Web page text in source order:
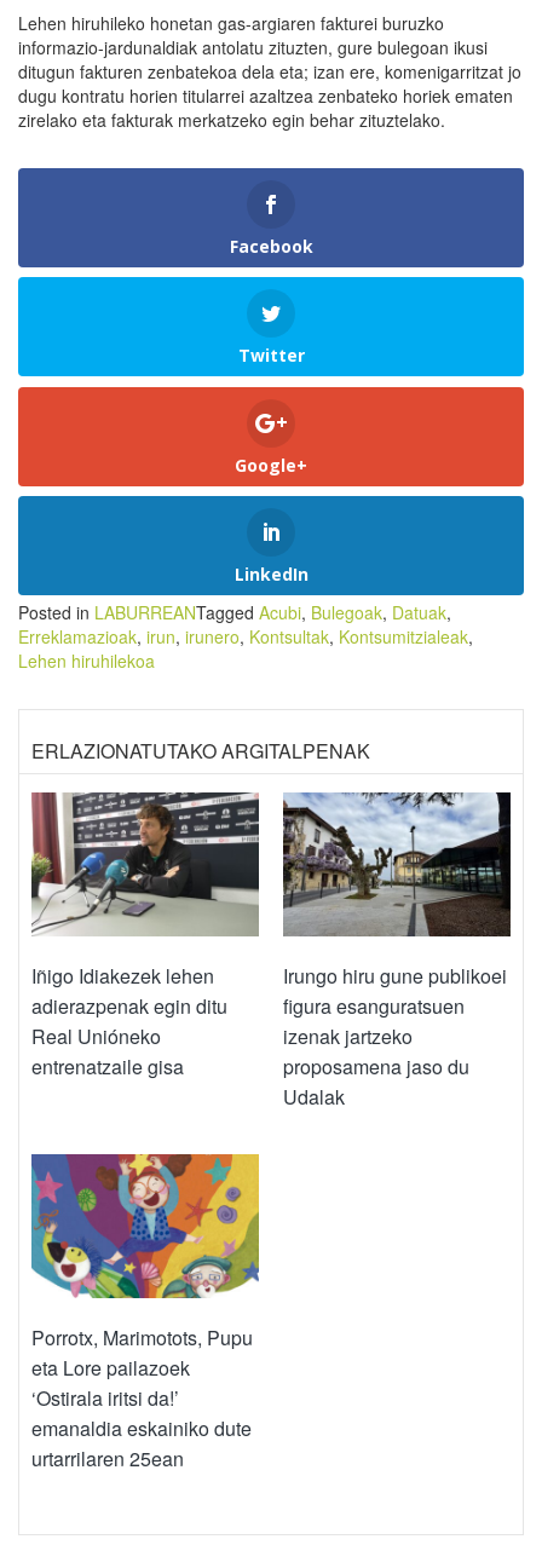
Lehen hiruhileko honetan gas-argiaren fakturei buruzko
informazio-jardunaldiak antolatu zituzten, gure bulegoan ikusi
ditugun fakturen zenbatekoa dela eta; izan ere, komenigarritzat jo
dugu kontratu horien titularrei azaltzea zenbateko horiek ematen
zirelako eta fakturak merkatzeko egin behar zituztelako.
Facebook
Twitter
Google+
LinkedIn
Posted in LABURREANTagged Acubi, Bulegoak, Datuak,
Erreklamazioak, irun, irunero, Kontsultak, Kontsumitzialeak,
Lehen hiruhilekoa
ERLAZIONATUTAKO ARGITALPENAK
Iñigo Idiakezek lehen
adierazpenak egin ditu
Real Unióneko
entrenatzaile gisa
Irungo hiru gune publikoei
figura esanguratsuen
izenak jartzeko
proposamena jaso du
Udalak
Porrotx, Marimotots, Pupu
eta Lore pailazoek
‘Ostirala iritsi da!’
emanaldia eskainiko dute
urtarrilaren 25ean